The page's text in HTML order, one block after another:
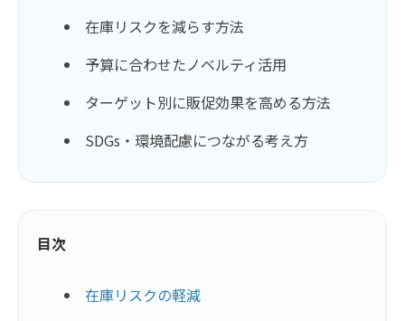
在庫リスクを減らす方法
予算に合わせたノベルティ活用
ターゲット別に販促効果を高める方法
SDGs・環境配慮につながる考え方
目次
在庫リスクの軽減